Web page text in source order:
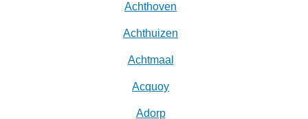
Achthoven
Achthuizen
Achtmaal
Acquoy
Adorp